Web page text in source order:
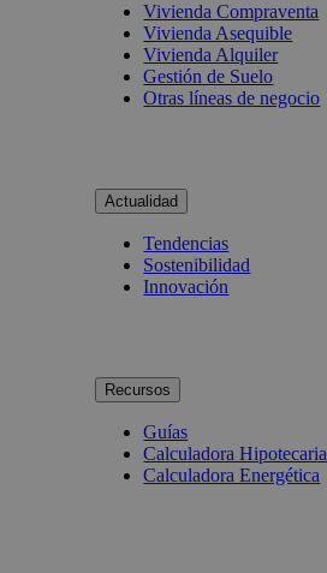
Vivienda Compraventa
Vivienda Asequible
Vivienda Alquiler
Gestión de Suelo
Otras líneas de negocio
Actualidad
Tendencias
Sostenibilidad
Innovación
Recursos
Guías
Calculadora Hipotecaria
Calculadora Energética